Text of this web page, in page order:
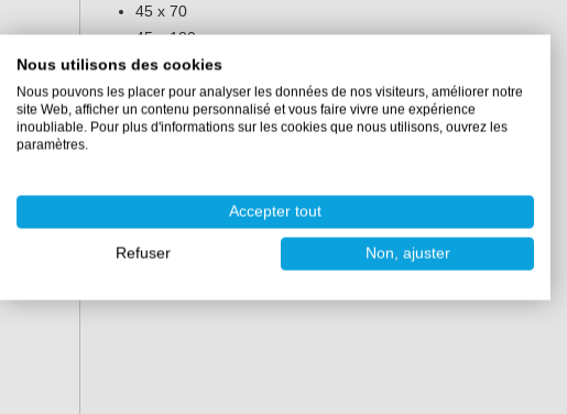
45 x 70
45 x 180
Nous utilisons des cookies
Nous pouvons les placer pour analyser les données de nos visiteurs, améliorer notre
site Web, afficher un contenu personnalisé et vous faire vivre une expérience
inoubliable. Pour plus d'informations sur les cookies que nous utilisons, ouvrez les
paramètres.
Accepter tout
Refuser Non, ajuster